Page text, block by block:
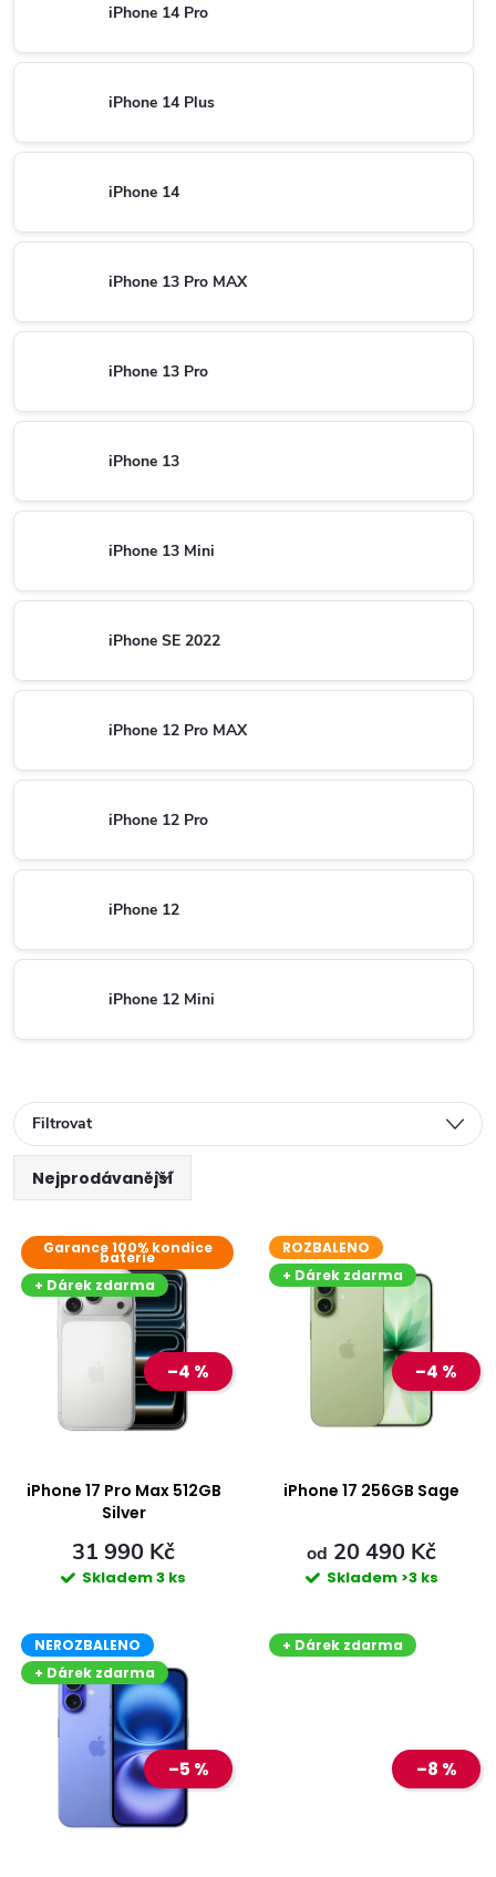
iPhone 14 Pro
iPhone 14 Plus
iPhone 14
iPhone 13 Pro MAX
iPhone 13 Pro
iPhone 13
iPhone 13 Mini
iPhone SE 2022
iPhone 12 Pro MAX
iPhone 12 Pro
iPhone 12
iPhone 12 Mini
Filtrovat
Ř
a
z
p
o
d
Nejprodávanější
Nejdražší
Abecedně
V
ý
p
d
Garance 100% kondice
baterie
+ Dárek zdarma
–4 %
iPhone 17 Pro Max 512GB
Silver
31 990 Kč
Skladem3 ks
ROZBALENO
+ Dárek zdarma
–4 %
iPhone 17 256GB Sage
od 20 490 Kč
Skladem >3 ks
NEROZBALENO
+ Dárek zdarma
–5 %
+ Dárek zdarma
–8 %